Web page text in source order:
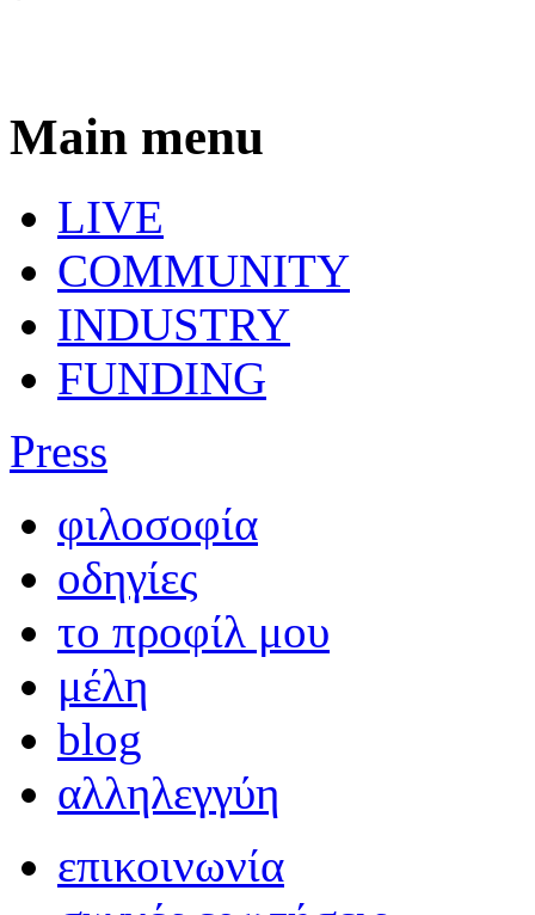
Main menu
LIVE
COMMUNITY
INDUSTRY
FUNDING
Press
φιλοσοφία
οδηγίες
το προφίλ μου
μέλη
blog
αλληλεγγύη
επικοινωνία